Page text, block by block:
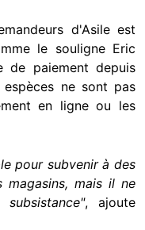
d'Asile est
le souligne Eric
de paiement depuis
ne sont pas
en ligne ou les
pour subvenir à des
magasins, mais il ne
, ajoute